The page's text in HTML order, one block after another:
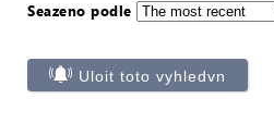
Seazeno podle
Uloit toto vyhledvn